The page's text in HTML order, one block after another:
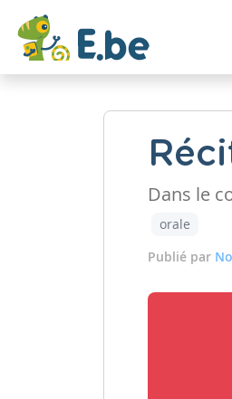
Dans le
orale
Publié par